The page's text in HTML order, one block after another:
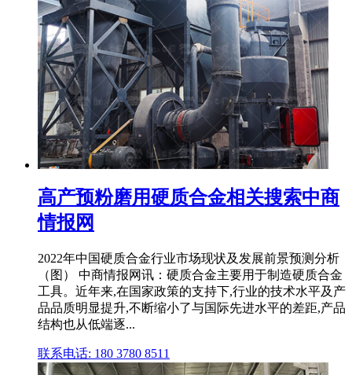
高产预粉磨用硬质合金相关搜索中商
情报网
2022年中国硬质合金行业市场现状及发展前景预测分析
（图） 中商情报网讯：硬质合金主要用于制造硬质合金
工具。近年来,在国家政策的支持下,行业的技术水平及产
品品质明显提升,不断缩小了与国际先进水平的差距,产品
结构也从低端逐...
联系电话: 180 3780 8511